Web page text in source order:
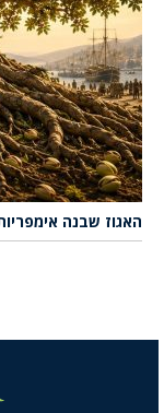
האגוז שבנה